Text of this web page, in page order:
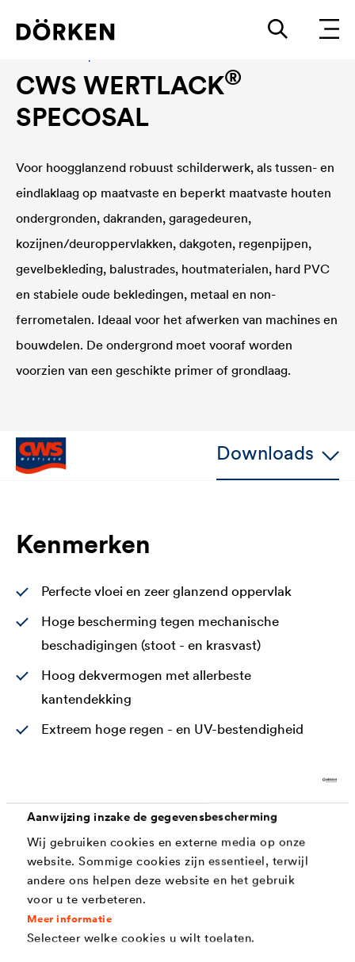
Aanwijzing inzake de gegevensbescherming
Wij gebruiken cookies en externe media op onze
website. Sommige cookies zijn essentieel, terwijl
andere ons helpen deze website en het gebruik
voor u te verbeteren.
Meer informatie
Selecteer welke cookies u wilt toelaten.
CWS WERTLACK®
SPECOSAL
Voor hoogglanzend robuust schilderwerk, als tussen- en
eindlaklaag op maatvaste en beperkt maatvaste houten
ondergronden, dakranden, garagedeuren,
kozijnen/deuroppervlakken, dakgoten, regenpijpen,
gevelbekleding, balustrades, houtmaterialen, hard PVC
en stabiele oude bekledingen, metaal en non-
ferrometalen. Ideaal voor het afwerken van machines en
bouwdelen. De ondergrond moet vooraf worden
voorzien van een geschikte primer of grondlaag.
Downloads
Kenmerken
Perfecte vloei en zeer glanzend oppervlak
Hoge bescherming tegen mechanische
beschadigingen (stoot - en krasvast)
Hoog dekvermogen met allerbeste
kantendekking
Extreem hoge regen - en UV-bestendigheid
Milde geur
Hoog vastestofgehalte
Hoge witheidsgraad (ready)